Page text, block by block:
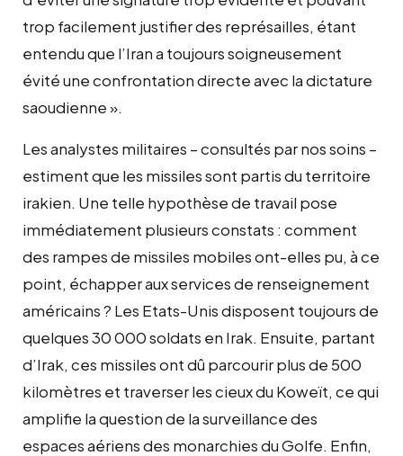
trop facilement justifier des représailles, étant
entendu que l’Iran a toujours soigneusement
évité une confrontation directe avec la dictature
saoudienne ».
Les analystes militaires – consultés par nos soins –
estiment que les missiles sont partis du territoire
irakien. Une telle hypothèse de travail pose
immédiatement plusieurs constats : comment
des rampes de missiles mobiles ont-elles pu, à ce
point, échapper aux services de renseignement
américains ? Les Etats-Unis disposent toujours de
quelques 30 000 soldats en Irak. Ensuite, partant
d’Irak, ces missiles ont dû parcourir plus de 500
kilomètres et traverser les cieux du Koweït, ce qui
amplifie la question de la surveillance des
espaces aériens des monarchies du Golfe. Enfin,